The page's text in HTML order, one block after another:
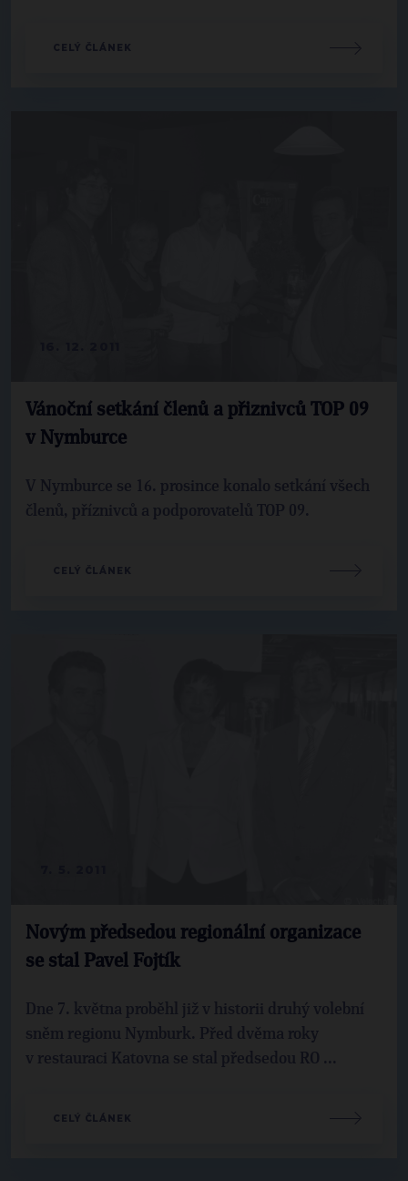
CELÝ ČLÁNEK
Vánoční setkání členů a přiznivců TOP 09
v Nymburce
V Nymburce se 16. prosince konalo setkání všech
členů, příznivců a podporovatelů TOP 09.
CELÝ ČLÁNEK
Novým předsedou regionální organizace
se stal Pavel Fojtík
Dne 7. května proběhl již v historii druhý volební
sněm regionu Nymburk. Před dvěma roky
v restauraci Katovna se stal předsedou RO ...
CELÝ ČLÁNEK